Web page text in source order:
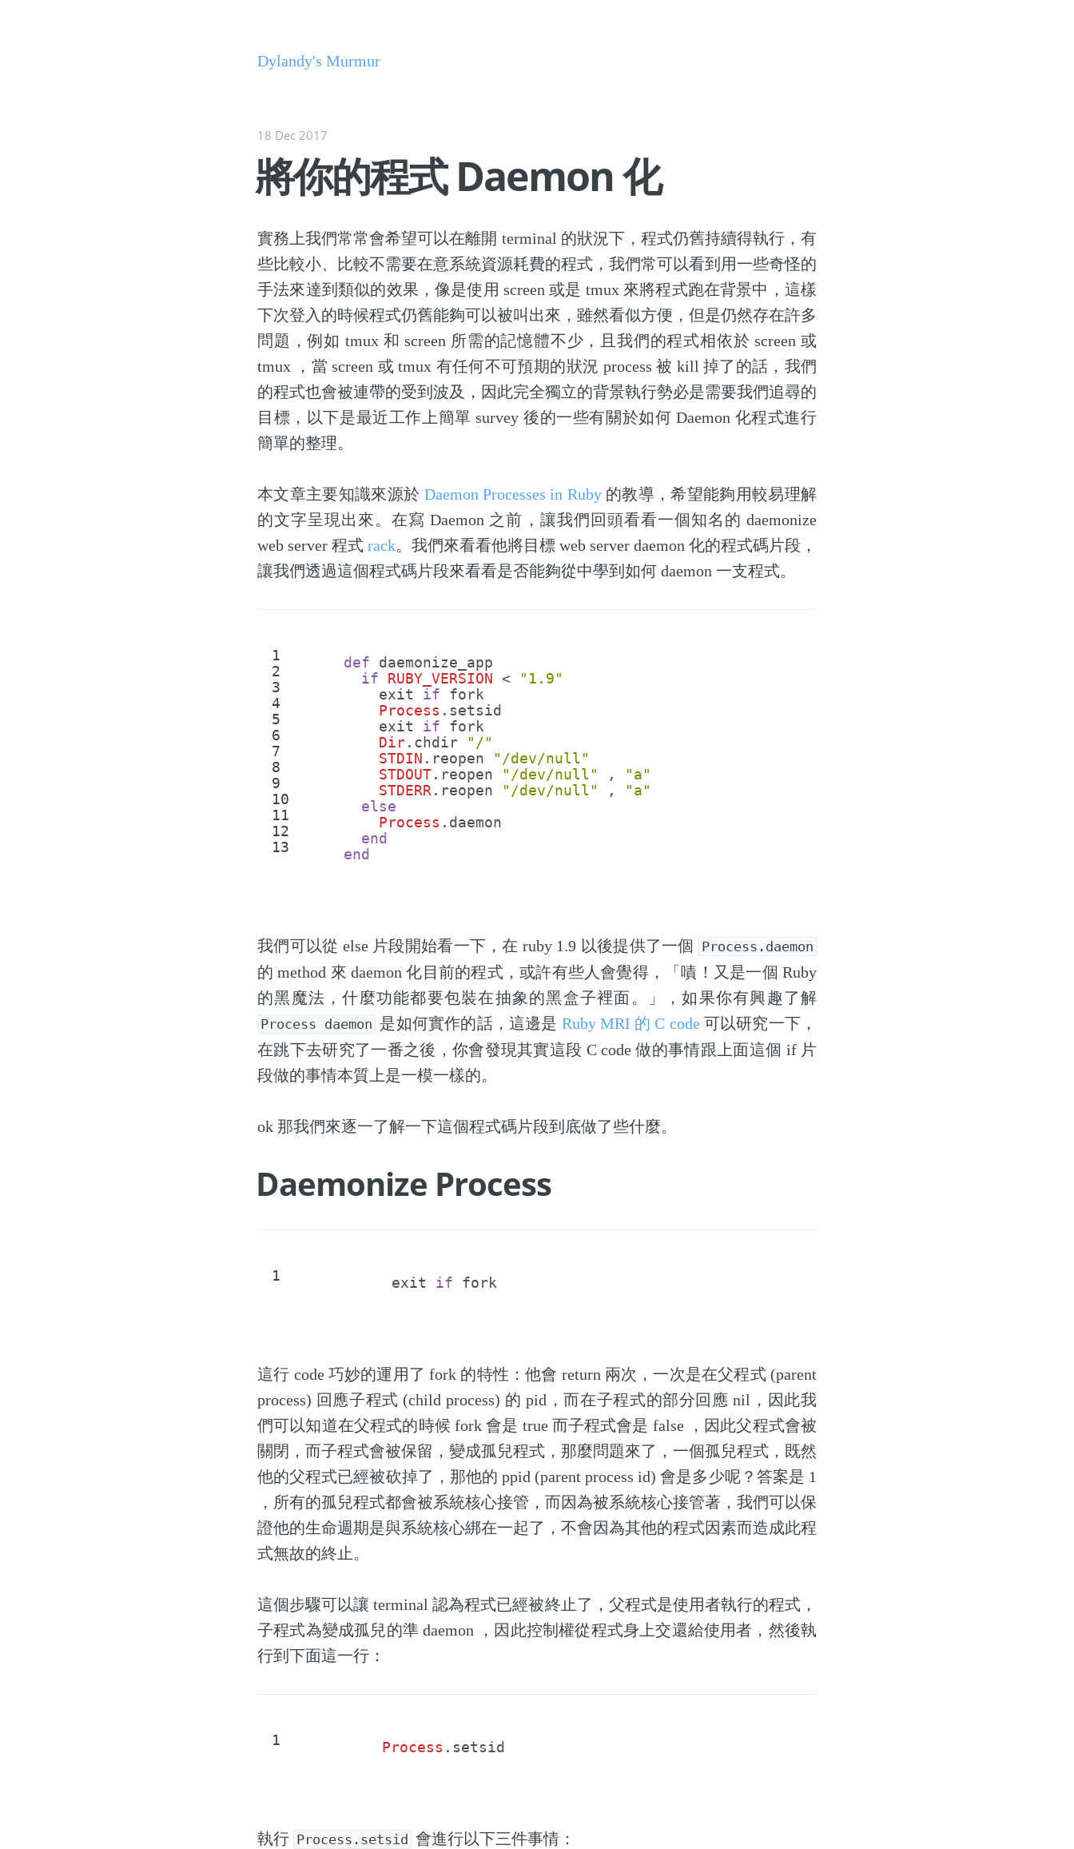
Dylandy's Murmur
18 Dec 2017
將你的程式 Daemon 化
實務上我們常常會希望可以在離開 terminal 的狀況下，程式仍舊持續得執行，有
些比較小、比較不需要在意系統資源耗費的程式，我們常可以看到用一些奇怪的
手法來達到類似的效果，像是使用 screen 或是 tmux 來將程式跑在背景中，這樣
下次登入的時候程式仍舊能夠可以被叫出來，雖然看似方便，但是仍然存在許多
問題，例如 tmux 和 screen 所需的記憶體不少，且我們的程式相依於 screen 或
tmux ，當 screen 或 tmux 有任何不可預期的狀況 process 被 kill 掉了的話，我們
的程式也會被連帶的受到波及，因此完全獨立的背景執行勢必是需要我們追尋的
目標，以下是最近工作上簡單 survey 後的一些有關於如何 Daemon 化程式進行
簡單的整理。
本文章主要知識來源於 Daemon Processes in Ruby的教導，希望能夠用較易理解
的文字呈現出來。在寫 Daemon 之前，讓我們回頭看看一個知名的 daemonize
web server 程式 rack。我們來看看他將目標 web server daemon 化的程式碼片段，
讓我們透過這個程式碼片段來看看是否能夠從中學到如何 daemon 一支程式。
1
2
3
4
5
6
7
8
9
10
11
12
13
def
daemonize_app
if
RUBY_VERSION <
"1.9"
exit
if
fork
Process . setsid
exit
if
fork
Dir. chdir
"/"
STDIN . reopen
"/dev/null"
STDOUT. reopen "/dev/null" ,
"a"
STDERR . reopen "/dev/null" ,
"a"
else
Process . daemon
end
end
我們可以從 else 片段開始看一下，在 ruby 1.9 以後提供了一個 Process.daemon
的 method 來 daemon 化目前的程式，或許有些人會覺得，「嘖！又是一個 Ruby
的黑魔法，什麼功能都要包裝在抽象的黑盒子裡面。」，如果你有興趣了解
Process daemon 是如何實作的話，這邊是 Ruby MRI 的 C code可以研究一下，
在跳下去研究了一番之後，你會發現其實這段 C code 做的事情跟上面這個 if 片
段做的事情本質上是一模一樣的。
ok 那我們來逐一了解一下這個程式碼片段到底做了些什麼。
Daemonize Process
1 exit if fork
這行 code 巧妙的運用了 fork 的特性：他會 return 兩次，一次是在父程式 (parent
process) 回應子程式 (child process) 的 pid，而在子程式的部分回應 nil，因此我
們可以知道在父程式的時候 fork 會是 true 而子程式會是 false ，因此父程式會被
關閉，而子程式會被保留，變成孤兒程式，那麼問題來了，一個孤兒程式，既然
他的父程式已經被砍掉了，那他的 ppid (parent process id) 會是多少呢？答案是 1
，所有的孤兒程式都會被系統核心接管，而因為被系統核心接管著，我們可以保
證他的生命週期是與系統核心綁在一起了，不會因為其他的程式因素而造成此程
式無故的終止。
這個步驟可以讓 terminal 認為程式已經被終止了，父程式是使用者執行的程式，
子程式為變成孤兒的準 daemon ，因此控制權從程式身上交還給使用者，然後執
行到下面這一行：
1 Process . setsid
執行 Process.setsid 會進行以下三件事情：